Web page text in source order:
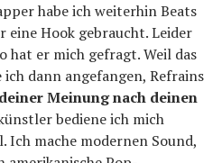
habe ich weiterhin Beats
eine Hook gebraucht. Leider
hat er mich gefragt. Weil das
dann angefangen, Refrains
Meinung nach deinen
bediene ich mich
mache modernen Sound,